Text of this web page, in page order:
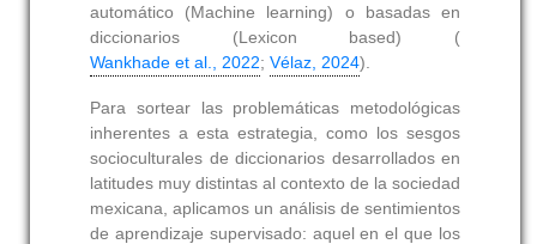
automático (Machine learning) o basadas en
diccionarios (Lexicon based) (
Wankhade et al., 2022; Vélaz, 2024).
Para sortear las problemáticas metodológicas
inherentes a esta estrategia, como los sesgos
socioculturales de diccionarios desarrollados en
latitudes muy distintas al contexto de la sociedad
mexicana, aplicamos un análisis de sentimientos
de aprendizaje supervisado: aquel en el que los